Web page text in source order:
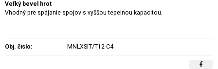
Veľký bevel hrot
Vhodný pre spájanie spojov s vyššou tepelnou kapacitou.
Obj. čislo: MNLXSIT/T12-C4